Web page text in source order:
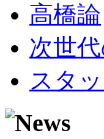
高橋論
次世
スタ